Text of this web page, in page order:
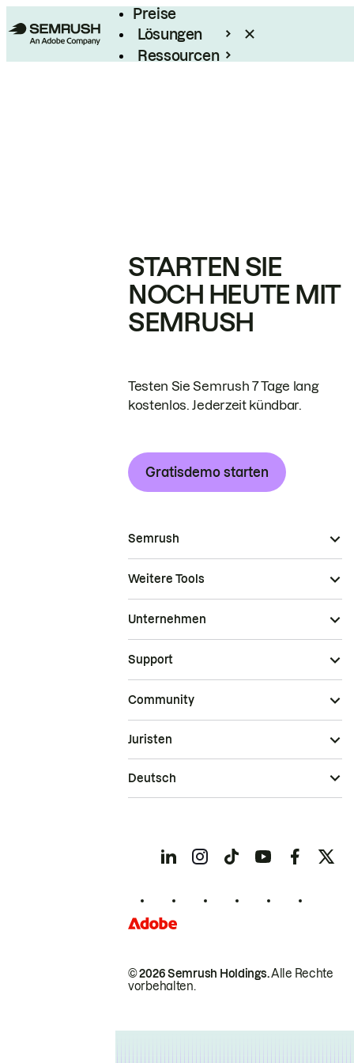
Preise
Lösungen
Ressourcen
STARTEN SIE
NOCH HEUTE MIT
SEMRUSH
Testen Sie Semrush 7 Tage lang
kostenlos. Jederzeit kündbar.
Gratisdemo starten
Semrush
Weitere Tools
Unternehmen
Support
Community
© 2026 Semrush Holdings.Alle Rechte
vorbehalten.
Juristen
Deutsch